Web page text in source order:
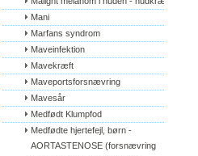
Mani
Marfans syndrom
Maveinfektion
Mavekræft
Maveportsforsnævring
Mavesår
Medfødt Klumpfod
Medfødte hjertefejl, børn -
AORTASTENOSE (forsnævring